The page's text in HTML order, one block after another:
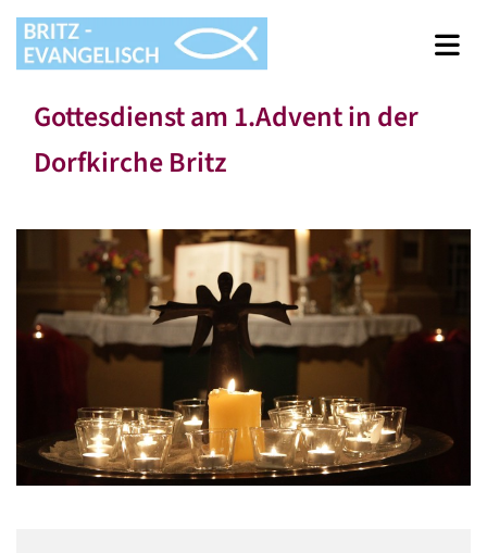
Gottesdienst am 1.Advent in der
Dorfkirche Britz